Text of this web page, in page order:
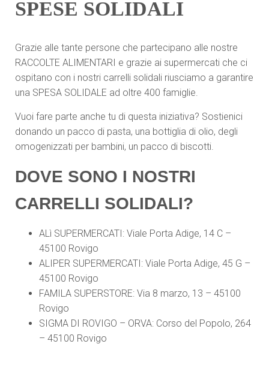
SPESE SOLIDALI
Grazie alle tante persone che partecipano alle nostre
RACCOLTE ALIMENTARI e grazie ai supermercati che ci
ospitano con i nostri carrelli solidali riusciamo a garantire
una SPESA SOLIDALE ad oltre 400 famiglie.
Vuoi fare parte anche tu di questa iniziativa? Sostienici
donando un pacco di pasta, una bottiglia di olio, degli
omogenizzati per bambini, un pacco di biscotti.
DOVE SONO I NOSTRI
CARRELLI SOLIDALI?
ALì SUPERMERCATI: Viale Porta Adige, 14 C –
45100 Rovigo
ALIPER SUPERMERCATI: Viale Porta Adige, 45 G –
45100 Rovigo
FAMILA SUPERSTORE: Via 8 marzo, 13 – 45100
Rovigo
SIGMA DI ROVIGO – ORVA: Corso del Popolo, 264
– 45100 Rovigo